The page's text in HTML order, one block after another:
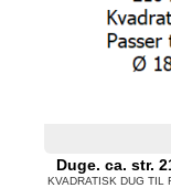
Duge. ca. str.
KVADRATISK DUG TIL